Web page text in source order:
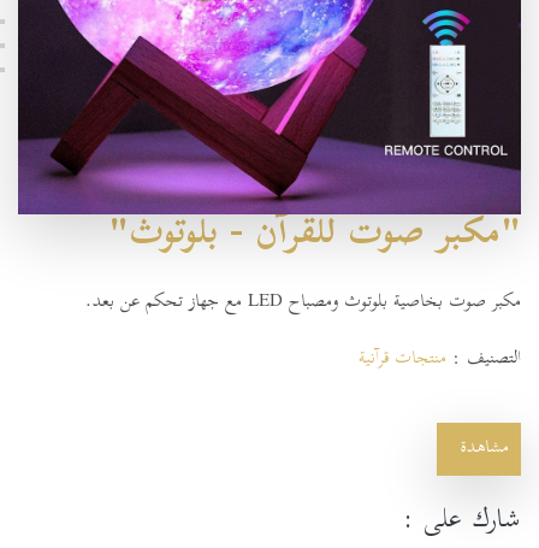
"مكبر صوت للقرآن - بلوتوث"
مكبر صوت بخاصية بلوتوث ومصباح LED مع جهاز تحكم عن بعد.
التصنيف : منتجات قرآنية
مشاهدة
شارك على :